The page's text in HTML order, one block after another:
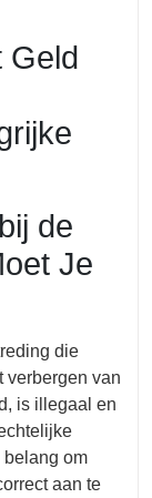
Geld
de
Je
die
verbergen van
is illegaal en
belang om
aan te